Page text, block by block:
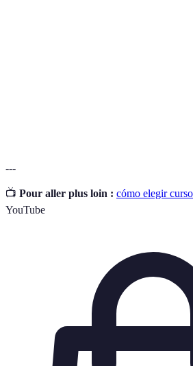
---
📺 Pour aller plus loin : cómo elegir
YouTube